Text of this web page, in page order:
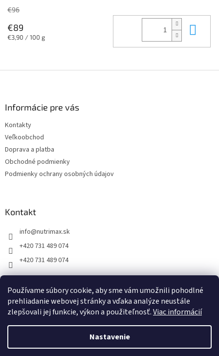
Používame súbory cookie, aby sme vám umožnili pohodlné
prehliadanie webovej stránky a vďaka analýze neustále
zlepšovali jej funkcie, výkon a použiteľnosť.Viac informácií
Nastavenie
€96
€89
Jednotková
€3,90 / 100 g
Informácie pre vás
Kontakty
Veľkoobchod
Doprava a platba
Obchodné podmienky
Podmienky ochrany osobných údajov
Kontakt
info@nutrimax.sk
+420 731 489 074
+420 731 489 074
Vytvoril Shoptet
Nutrimax.sk . Všetky práva vyhradené.